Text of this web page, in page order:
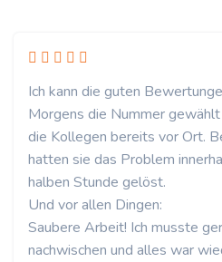
Ich kann die guten
Morgens die Nummer
die Kollegen bereits vor Ort.
hatten sie das Problem
halben Stunde gelöst.
Und vor allen Dingen:
Saubere Arbeit! Ich musste
nachwischen und alles war